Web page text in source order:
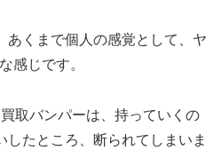
あくまで個人の感覚として、ヤ
感じです。
取バンパーは、持っていくの
したところ、断られてしまいま